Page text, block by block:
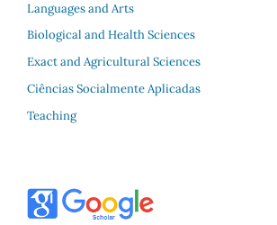
Languages and Arts
Biological and Health Sciences
Exact and Agricultural Sciences
Ciências Socialmente Aplicadas
Teaching